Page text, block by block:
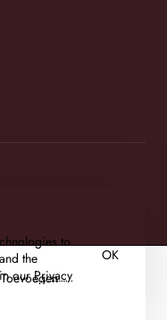
to
the
in ourPrivacy
OK
Toevoegen